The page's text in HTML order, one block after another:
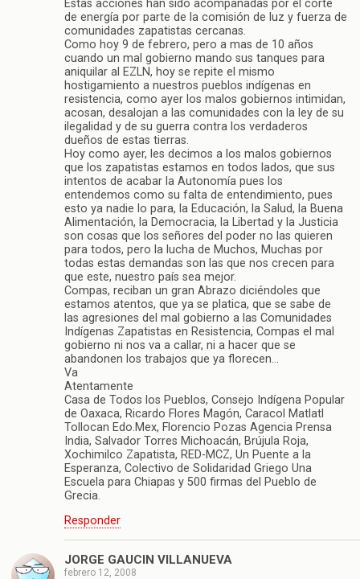
Estas acciones han sido acompañadas por el corte
de energía por parte de la comisión de luz y fuerza de
comunidades zapatistas cercanas.
Como hoy 9 de febrero, pero a mas de 10 años
cuando un mal gobierno mando sus tanques para
aniquilar al EZLN, hoy se repite el mismo
hostigamiento a nuestros pueblos indígenas en
resistencia, como ayer los malos gobiernos intimidan,
acosan, desalojan a las comunidades con la ley de su
ilegalidad y de su guerra contra los verdaderos
dueños de estas tierras.
Hoy como ayer, les decimos a los malos gobiernos
que los zapatistas estamos en todos lados, que sus
intentos de acabar la Autonomía pues los
entendemos como su falta de entendimiento, pues
esto ya nadie lo para, la Educación, la Salud, la Buena
Alimentación, la Democracia, la Libertad y la Justicia
son cosas que los señores del poder no las quieren
para todos, pero la lucha de Muchos, Muchas por
todas estas demandas son las que nos crecen para
que este, nuestro país sea mejor.
Compas, reciban un gran Abrazo diciéndoles que
estamos atentos, que ya se platica, que se sabe de
las agresiones del mal gobierno a las Comunidades
Indígenas Zapatistas en Resistencia, Compas el mal
gobierno ni nos va a callar, ni a hacer que se
abandonen los trabajos que ya florecen…
Va
Atentamente
Casa de Todos los Pueblos, Consejo Indígena Popular
de Oaxaca, Ricardo Flores Magón, Caracol Matlatl
Tollocan Edo.Mex, Florencio Pozas Agencia Prensa
India, Salvador Torres Michoacán, Brújula Roja,
Xochimilco Zapatista, RED-MCZ, Un Puente a la
Esperanza, Colectivo de Solidaridad Griego Una
Escuela para Chiapas y 500 firmas del Pueblo de
Grecia.
Responder
JORGE GAUCIN VILLANUEVA
febrero 12, 2008